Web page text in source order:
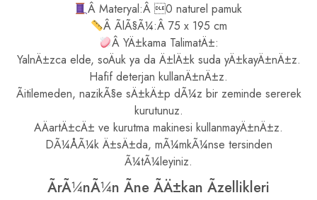
Â Materyal:Â 0 naturel pamuk
Â ÃlÃ§Ã¼:Â 75 x 195 cm
Â YÄ±kama TalimatÄ±:
YalnÄ±zca elde, soÄuk ya da Ä±lÄ±k suda yÄ±kayÄ±nÄ±z.
Hafif deterjan kullanÄ±nÄ±z.
Ãitilemeden, nazikÃ§e sÄ±kÄ±p dÃ¼z bir zeminde sererek
kurutunuz.
AÄartÄ±cÄ± ve kurutma makinesi kullanmayÄ±nÄ±z.
DÃ¼ÅÃ¼k Ä±sÄ±da, mÃ¼mkÃ¼nse tersinden
Ã¼tÃ¼leyiniz.
ÃrÃ¼nÃ¼n Ãne ÃÄ±kan Ãzellikleri